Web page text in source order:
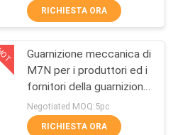
137
RICHIESTA ORA
Guarnizione meccanica di
M7N per i produttori ed i
fornitori della guarnizione
della primavera di Wave
della pompa
Negotiated MOQ:5pc
RICHIESTA ORA